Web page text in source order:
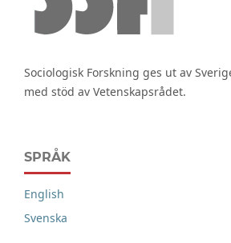
Sociologisk Forskning ges ut av
med stöd av Vetenskapsrådet.
SPRÅK
English
Svenska